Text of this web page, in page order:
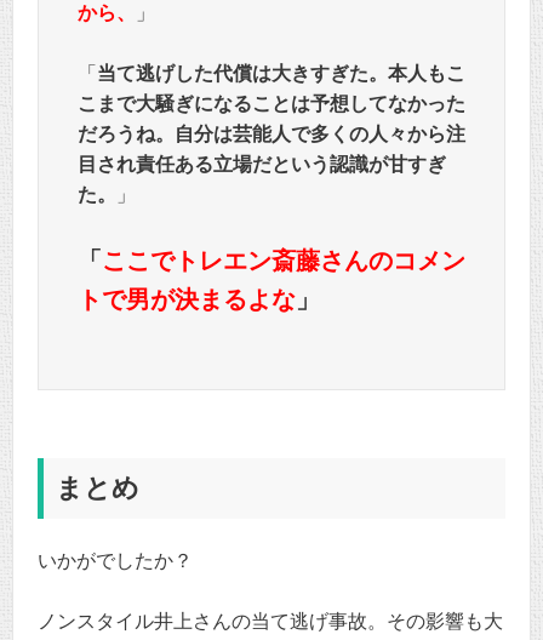
から、
」
「 当て逃げした代償は大きすぎた。本人もこ
こまで大騒ぎになることは予想してなかった
だろうね。自分は芸能人で多くの人々から注
目され責任ある立場だという認識が甘すぎ
た。
」
「 ここでトレエン斎藤さんのコメン
トで男が決まるよな 」
まとめ
いかがでしたか？
ノンスタイル井上さんの当て逃げ事故。その影響も大